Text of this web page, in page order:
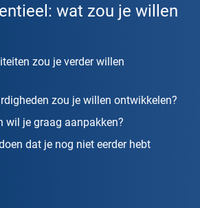
wat zou je willen
zou je verder willen
zou je willen ontwikkelen?
wil je graag aanpakken?
dat je nog niet eerder hebt